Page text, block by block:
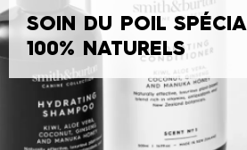
SOIN DU POIL
100% NATURELS